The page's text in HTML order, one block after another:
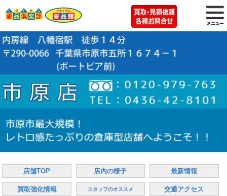
店舗TOP 店内の様子 最新情報
買取強化情報 スタッフのオススメ 交通アクセス